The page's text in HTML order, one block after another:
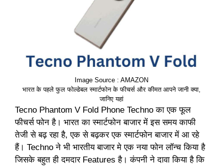
Image Source : AMAZON
भारत के पहले फुल फोल्डेबल स्मार्टफोन के फीचर्स और कीमत आपने जानी क्या,
जानिए यहां
Tecno Phantom V Fold Phone Techno का एक फूल
फीचर्स फोन है। भारत का स्मार्टफोन बाजार में इस समय काफी
तेजी से बढ़ रहा है, एक से बढ़कर एक स्मार्टफोन बाजार में आ रहे
हैं। Techno ने भी भारतीय बाजार मे एक नया फोन लॉन्च किया है
जिसके बहुत ही दमदार Features है। कंपनी ने दावा किया है कि